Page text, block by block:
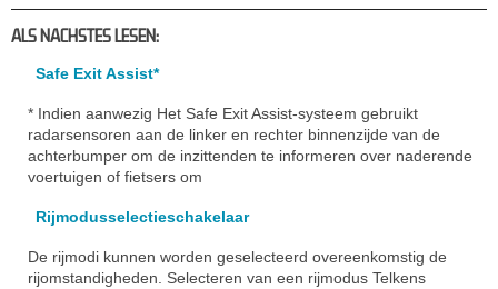
ALS NACHSTES LESEN:
Safe Exit Assist*
* Indien aanwezig Het Safe Exit Assist-systeem gebruikt
radarsensoren aan de linker en rechter binnenzijde van de
achterbumper om de inzittenden te informeren over naderende
voertuigen of fietsers om
Rijmodusselectieschakelaar
De rijmodi kunnen worden geselecteerd overeenkomstig de
rijomstandigheden. Selecteren van een rijmodus Telkens